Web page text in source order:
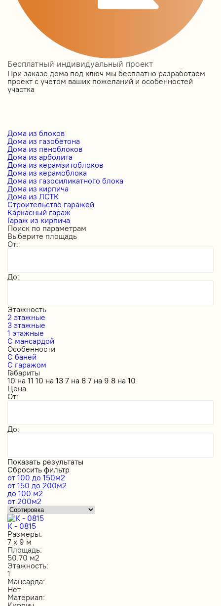
Бесплатный индивидуальный проект
При заказе дома под ключ мы бесплатно разработаем
проект с учётом ваших пожеланий и особенностей
участка
Дома из блоков
Дома из газобетона
Дома из пеноблоков
Дома из арболита
Дома из керамзитоблоков
Дома из керамоблока
Дома из газосиликатного блока
Дома из кирпича
Дома из ЛСТК
Строительство гаражей
Каркасный гараж
Гараж из кирпича
Поиск по параметрам
Выберите площадь
От:
До:
Этажность
2 этажные
3 этажные
1 этажные
С мансардой
Особенности
С баней
С гаражом
Габариты
10 на 11 10 на 13 7 на 8 7 на 9 8 на 10
Цена
От:
До:
Показать результаты
Сбросить фильтр
от 100 до 150м2
от 150 до 200м2
до 100 м2
от 200м2
К - 0815
Размеры:
7 х 9 м
Площадь:
50.70 м2
Этажность:
1
Мансарда:
Нет
Материал: